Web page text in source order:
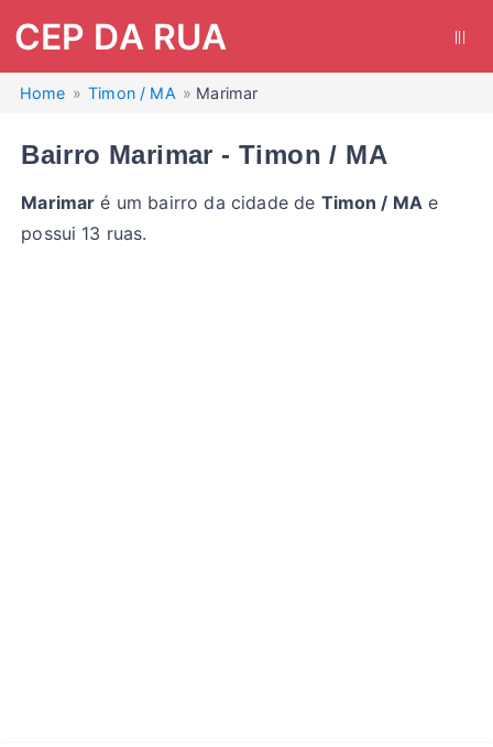
CEP DA RUA
Home Timon / MA Marimar
Bairro Marimar - Timon / MA
Marimar é um bairro da cidade de Timon / MA e
possui 13 ruas.